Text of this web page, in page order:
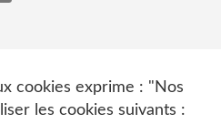
cookies exprime : "Nos
les cookies suivants :